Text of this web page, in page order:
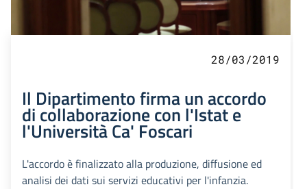
28/03/2019
Il Dipartimento firma un accordo
di collaborazione con l'Istat e
l'Università Ca' Foscari
L'accordo è finalizzato alla produzione, diffusione ed
analisi dei dati sui servizi educativi per l'infanzia.